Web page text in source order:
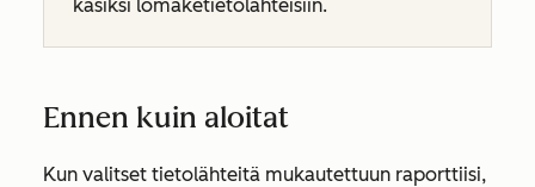
käsiksi lomaketietolähteisiin.
Ennen kuin aloitat
Kun valitset tietolähteitä mukautettuun raporttiisi,